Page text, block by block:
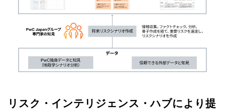
リスク・インテリジェンス・ハブにより提